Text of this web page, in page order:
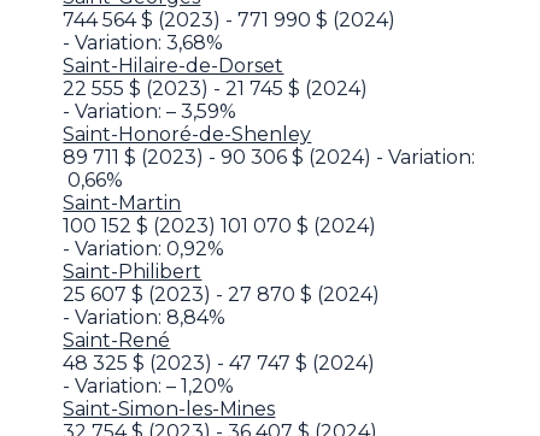
744 564 $ (2023) - 771 990 $ (2024)
- Variation: 3,68%
Saint-Hilaire-de-Dorset
22 555 $ (2023) - 21 745 $ (2024)
- Variation: – 3,59%
Saint-Honoré-de-Shenley
89 711 $ (2023) - 90 306 $ (2024) - Variation:
0,66%
Saint-Martin
100 152 $ (2023) 101 070 $ (2024)
- Variation: 0,92%
Saint-Philibert
25 607 $ (2023) - 27 870 $ (2024)
- Variation: 8,84%
Saint-René
48 325 $ (2023) - 47 747 $ (2024)
- Variation: – 1,20%
Saint-Simon-les-Mines